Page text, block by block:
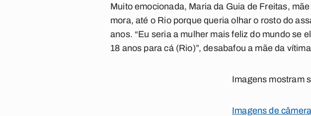
Muito emocionada, Maria da Guia de Freitas,
mora, até o Rio porque queria olhar o rosto do
anos. “Eu seria a mulher mais feliz do mundo se
18 anos para cá (Rio)”, desabafou a mãe da
Imagens mostram
Imagens de